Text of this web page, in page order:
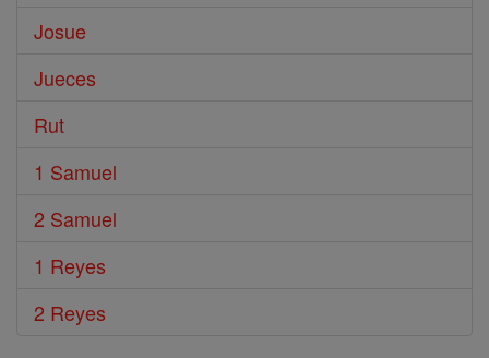
Josue
Jueces
Rut
1 Samuel
2 Samuel
1 Reyes
2 Reyes